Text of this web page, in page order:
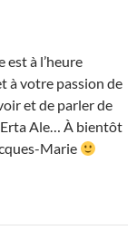
est à l’heure
à votre passion de
et de parler de
Ale… À bientôt
Marie